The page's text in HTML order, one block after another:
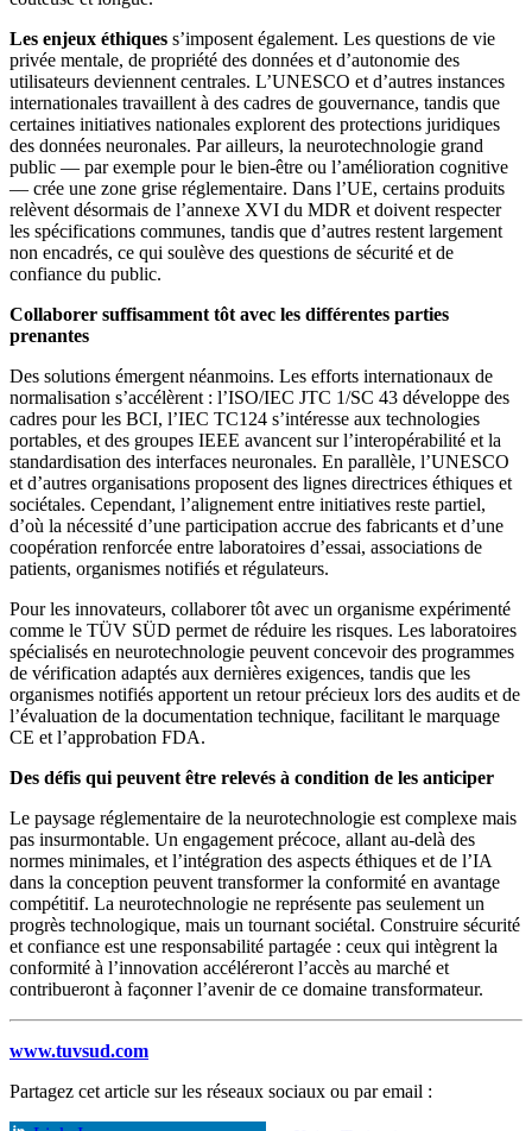
Les enjeux éthiques s’imposent également. Les questions de vie
privée mentale, de propriété des données et d’autonomie des
utilisateurs deviennent centrales. L’UNESCO et d’autres instances
internationales travaillent à des cadres de gouvernance, tandis que
certaines initiatives nationales explorent des protections juridiques
des données neuronales. Par ailleurs, la neurotechnologie grand
public — par exemple pour le bien-être ou l’amélioration cognitive
— crée une zone grise réglementaire. Dans l’UE, certains produits
relèvent désormais de l’annexe XVI du MDR et doivent respecter
les spécifications communes, tandis que d’autres restent largement
non encadrés, ce qui soulève des questions de sécurité et de
confiance du public.
Collaborer suffisamment tôt avec les différentes parties
prenantes
Des solutions émergent néanmoins. Les efforts internationaux de
normalisation s’accélèrent : l’ISO/IEC JTC 1/SC 43 développe des
cadres pour les BCI, l’IEC TC124 s’intéresse aux technologies
portables, et des groupes IEEE avancent sur l’interopérabilité et la
standardisation des interfaces neuronales. En parallèle, l’UNESCO
et d’autres organisations proposent des lignes directrices éthiques et
sociétales. Cependant, l’alignement entre initiatives reste partiel,
d’où la nécessité d’une participation accrue des fabricants et d’une
coopération renforcée entre laboratoires d’essai, associations de
patients, organismes notifiés et régulateurs.
Pour les innovateurs, collaborer tôt avec un organisme expérimenté
comme le TÜV SÜD permet de réduire les risques. Les laboratoires
spécialisés en neurotechnologie peuvent concevoir des programmes
de vérification adaptés aux dernières exigences, tandis que les
organismes notifiés apportent un retour précieux lors des audits et de
l’évaluation de la documentation technique, facilitant le marquage
CE et l’approbation FDA.
Des défis qui peuvent être relevés à condition de les anticiper
Le paysage réglementaire de la neurotechnologie est complexe mais
pas insurmontable. Un engagement précoce, allant au-delà des
normes minimales, et l’intégration des aspects éthiques et de l’IA
dans la conception peuvent transformer la conformité en avantage
compétitif. La neurotechnologie ne représente pas seulement un
progrès technologique, mais un tournant sociétal. Construire sécurité
et confiance est une responsabilité partagée : ceux qui intègrent la
conformité à l’innovation accéléreront l’accès au marché et
contribueront à façonner l’avenir de ce domaine transformateur.
www.tuvsud.com
Partagez cet article sur les réseaux sociaux ou par email :